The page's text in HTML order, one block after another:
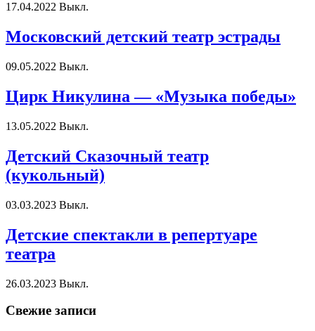
17.04.2022 Выкл.
Московский детский театр эстрады
09.05.2022 Выкл.
Цирк Никулина — «Музыка победы»
13.05.2022 Выкл.
Детский Сказочный театр
(кукольный)
03.03.2023 Выкл.
Детские спектакли в репертуаре
театра
26.03.2023 Выкл.
Свежие записи